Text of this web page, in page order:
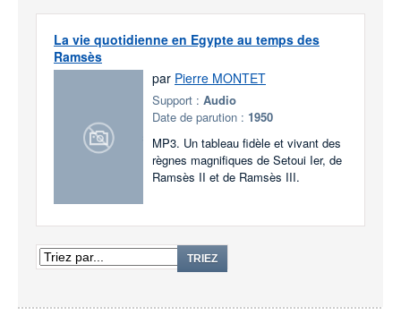
La vie quotidienne en Egypte au temps des
Ramsès
par Pierre MONTET
Support : Audio
Date de parution : 1950
MP3. Un tableau fidèle et vivant des
règnes magnifiques de Setoui Ier, de
Ramsès II et de Ramsès III.
TRIEZ